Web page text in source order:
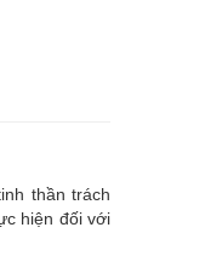
thần trách
hiện đối với